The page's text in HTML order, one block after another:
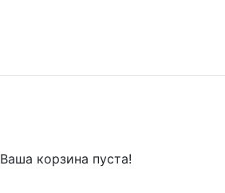
Ваша корзина пуста!